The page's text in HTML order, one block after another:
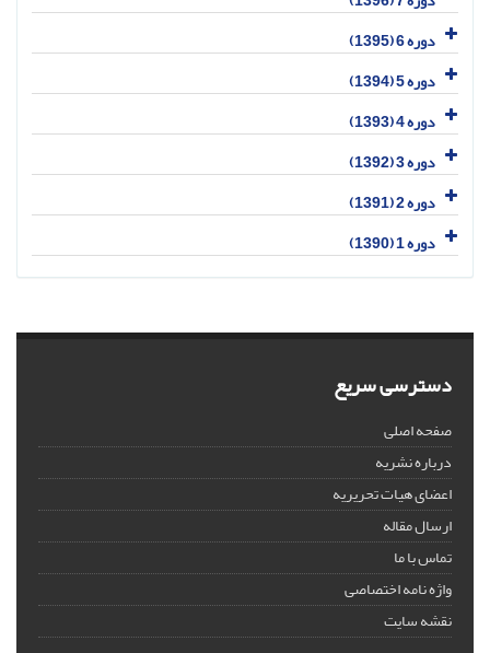
دوره 6 (1395)
دوره 5 (1394)
دوره 4 (1393)
دوره 3 (1392)
دوره 2 (1391)
دوره 1 (1390)
دسترسی سریع
صفحه اصلی
درباره نشریه
اعضای هیات تحریریه
ارسال مقاله
تماس با ما
واژه نامه اختصاصی
نقشه سایت